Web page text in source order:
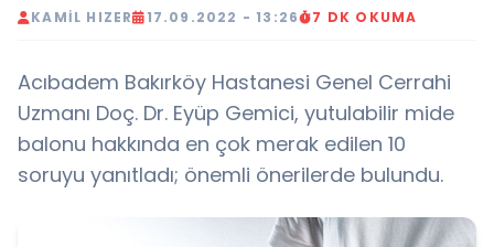
KAMIL HIZER 17.09.2022 - 13:26 7 DK OKUMA
Acıbadem Bakırköy Hastanesi Genel Cerrahi
Uzmanı Doç. Dr. Eyüp Gemici, yutulabilir mide
balonu hakkında en çok merak edilen 10
soruyu yanıtladı; önemli önerilerde bulundu.